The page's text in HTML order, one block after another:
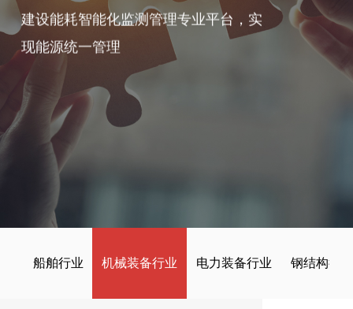
建设能耗智能化监测管理专业平台，实
现能源统一管理
船舶行业 机械装备行业 电力装备行业 钢结构行